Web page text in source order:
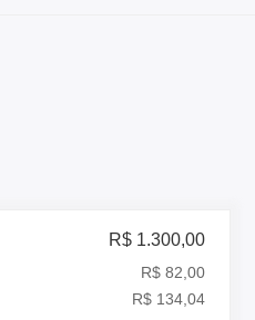
R$ 1.300,00
R$ 82,00
R$ 134,04